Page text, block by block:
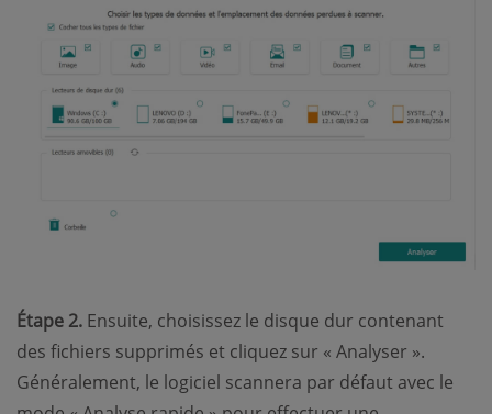
Étape 2. Ensuite, choisissez le disque dur contenant
des fichiers supprimés et cliquez sur « Analyser ».
Généralement, le logiciel scannera par défaut avec le